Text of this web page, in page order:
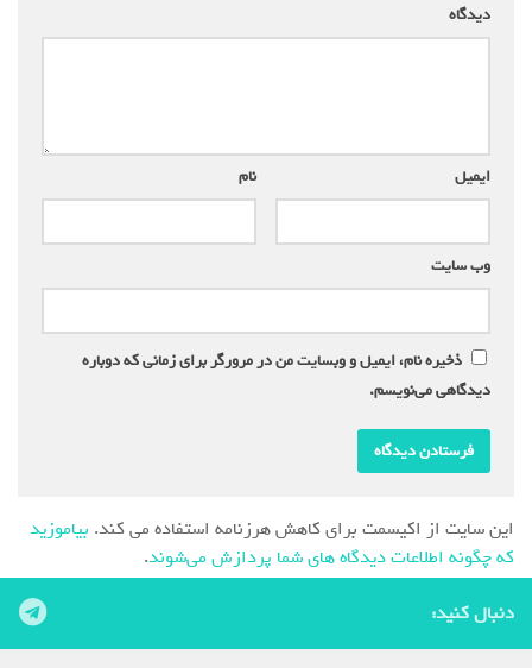
دیدگاه
نام ایمیل
وب‌ سایت
ذخیره نام، ایمیل و وبسایت من در مرورگر برای زمانی که دوباره
دیدگاهی می‌نویسم.
این سایت از اکیسمت برای کاهش هرزنامه استفاده می کند. بیاموزید
که چگونه اطلاعات دیدگاه های شما پردازش می‌شوند.
دنبال کنید: